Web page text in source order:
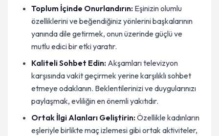
Toplum İçinde Onurlandırın: Eşinizin olumlu
özelliklerini ve beğendiğiniz yönlerini başkalarının
yanında dile getirmek, onun üzerinde güçlü ve
mutlu edici bir etki yaratır.
Kaliteli Sohbet Edin: Akşamları televizyon
karşısında vakit geçirmek yerine karşılıklı sohbet
etmeye odaklanın. Beklentilerinizi ve duygularınızı
paylaşmak, evliliğin en önemli yakıtıdır.
Ortak İlgi Alanları Geliştirin:Özellikle kadınların
eşleriyle birlikte maç izlemesi gibi ortak aktiviteler,